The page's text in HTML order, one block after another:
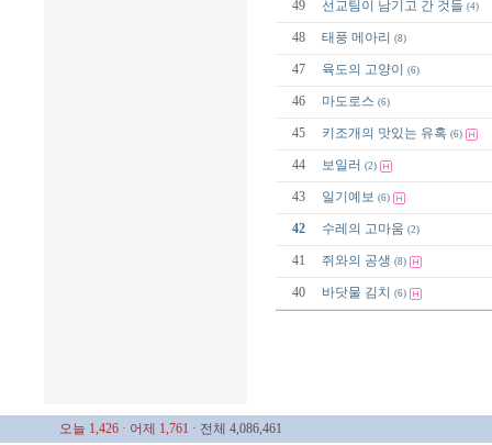
49 선교팀이 남기고 간 것들 (4)
48 태풍 메아리 (8)
47 육도의 고양이 (6)
46 마도로스 (6)
45 키조개의 맛있는 유혹 (6)
44 보일러 (2)
43 일기예보 (6)
42 수레의 고마움 (2)
41 쥐와의 공생 (8)
40 바닷물 김치 (6)
오늘 1,426 · 어제 1,761 · 전체 4,086,461